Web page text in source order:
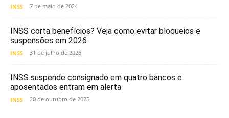
INSS 7 de maio de 2024
INSS corta benefícios? Veja como evitar bloqueios e
suspensões em 2026
INSS 31 de julho de 2026
INSS suspende consignado em quatro bancos e
aposentados entram em alerta
INSS 20 de outubro de 2025